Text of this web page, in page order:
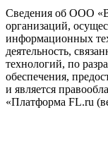
Сведения об ООО
организаций,
информационных
деятельность,
технологий, по
обеспечения,
и является
«Платформа FL.ru